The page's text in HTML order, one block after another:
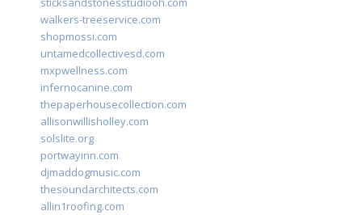
walkers-treeservice.com
shopmossi.com
untamedcollectivesd.com
mxpwellness.com
infernocanine.com
thepaperhousecollection.com
allisonwillisholley.com
solslite.org
portwayinn.com
djmaddogmusic.com
thesoundarchitects.com
allin1roofing.com